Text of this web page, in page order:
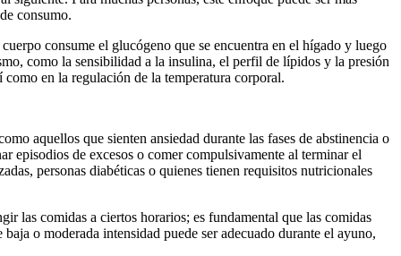
consumo.
consume el glucógeno que se encuentra en el hígado y luego
como la sensibilidad a la insulina, el perfil de lípidos y la presión
en la regulación de la temperatura corporal.
aquellos que sienten ansiedad durante las fases de abstinencia o
episodios de excesos o comer compulsivamente al terminar el
personas diabéticas o quienes tienen requisitos nutricionales
las comidas a ciertos horarios; es fundamental que las comidas
o moderada intensidad puede ser adecuado durante el ayuno,